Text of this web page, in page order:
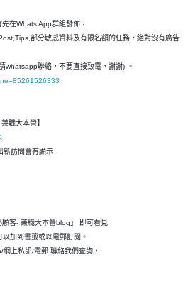
在Whats App群組發佈，
部分敏感資料及有限名額的任務，絶對沒有廣告
whatsapp聯絡，不要直接致電，謝謝) 。
兼職大本營】
新訪問會有顯示
客- 兼職大本營blog」 即可看見
加到書籤或以電郵訂閱。
上私訊/電郵 聯絡我們查詢，